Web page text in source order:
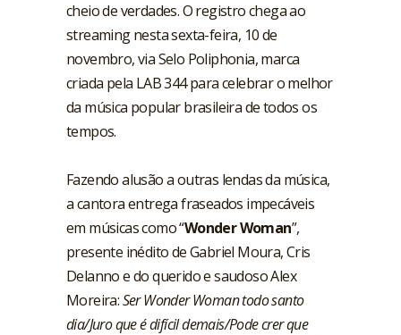
cheio de verdades. O registro chega ao
streaming nesta sexta-feira, 10 de
novembro, via Selo Poliphonia, marca
criada pela LAB 344 para celebrar o melhor
da música popular brasileira de todos os
tempos.
Fazendo alusão a outras lendas da música,
a cantora entrega fraseados impecáveis
em músicas como “Wonder Woman”,
presente inédito de Gabriel Moura, Cris
Delanno e do querido e saudoso Alex
Moreira:Ser Wonder Woman todo santo
dia/Juro que é difícil demais/Pode crer que